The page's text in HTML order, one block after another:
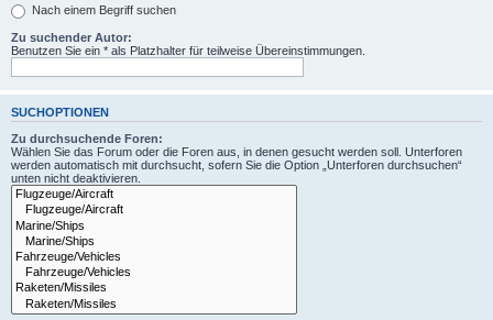
Nach einem Begriff suchen
Zu suchender Autor:
Benutzen Sie ein * als Platzhalter für teilweise Übereinstimmungen.
SUCHOPTIONEN
Zu durchsuchende Foren:
Wählen Sie das Forum oder die Foren aus, in denen gesucht werden soll. Unterforen
werden automatisch mit durchsucht, sofern Sie die Option „Unterforen durchsuchen“
unten nicht deaktivieren.